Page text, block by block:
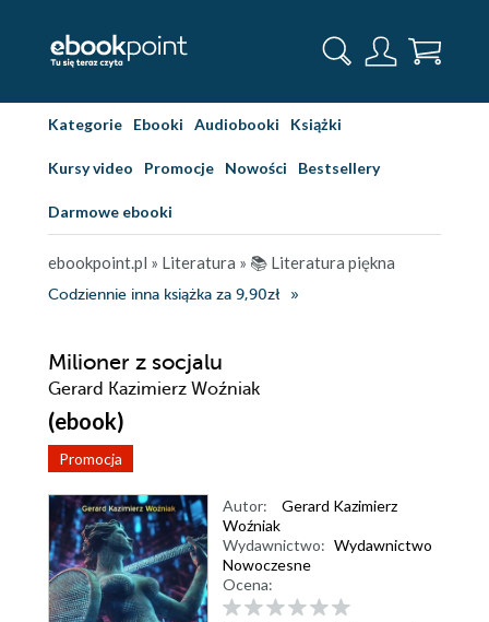
Kategorie Ebooki Audiobooki Książki
Kursy video Promocje Nowości Bestsellery
Darmowe ebooki
ebookpoint.pl » Literatura » 📚 Literatura piękna
Codziennie inna książka za 9,90zł
Milioner z socjalu
Gerard Kazimierz Woźniak
(ebook)
Promocja
Autor:
Gerard Kazimierz
Woźniak
Wydawnictwo: Wydawnictwo
Nowoczesne
Ocena: